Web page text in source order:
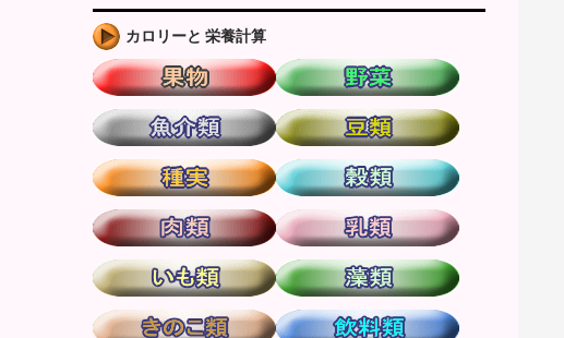
カロリーと 栄養計算